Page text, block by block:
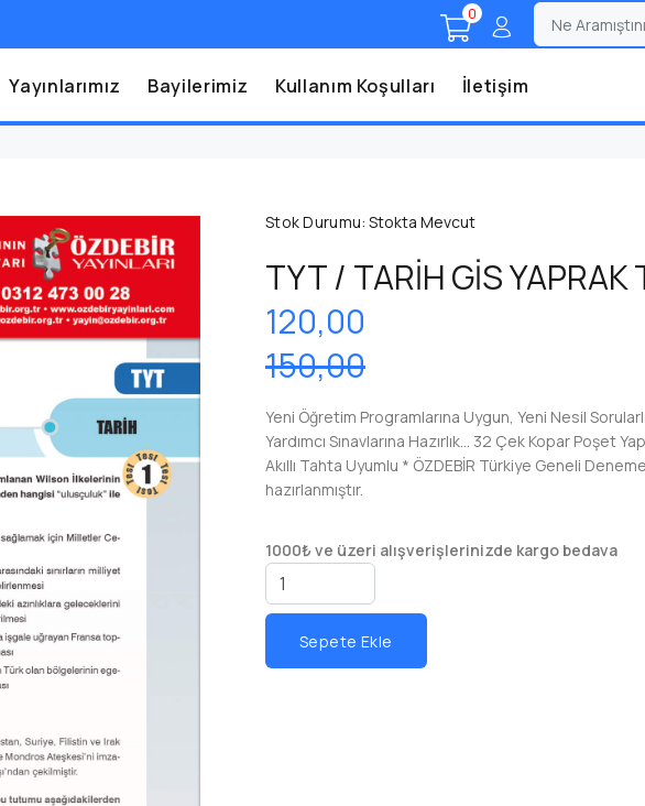
0;
Yayınlarımız Bayilerimiz Kullanım Koşulları İletişim
Stok Durumu: Stokta Mevcut
TYT / TARİH GİS YAPRAK
120,00
150,00
Yeni Öğretim Programlarına Uygun, Yeni Nesil
Yardımcı Sınavlarına Hazırlık... 32 Çek Kopar Poşet
Akıllı Tahta Uyumlu * ÖZDEBİR Türkiye Geneli
hazırlanmıştır.
1000₺ ve üzeri alışverişlerinizde kargo bedava
Sepete Ekle